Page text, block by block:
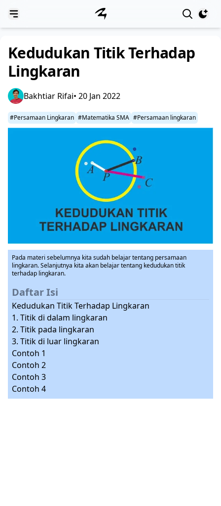
View
Kedudukan Titik Terhadap
Lingkaran
Bakhtiar Rifai• 20 Jan 2022
#Persamaan Lingkaran #Matematika SMA #Persamaan lingkaran
Pada materi sebelumnya kita sudah belajar tentang persamaan
lingkaran. Selanjutnya kita akan belajar tentang kedudukan titik
terhadap lingkaran.
Daftar Isi
Kedudukan Titik Terhadap Lingkaran
1. Titik di dalam lingkaran
2. Titik pada lingkaran
3. Titik di luar lingkaran
Contoh 1
Contoh 2
Contoh 3
Contoh 4